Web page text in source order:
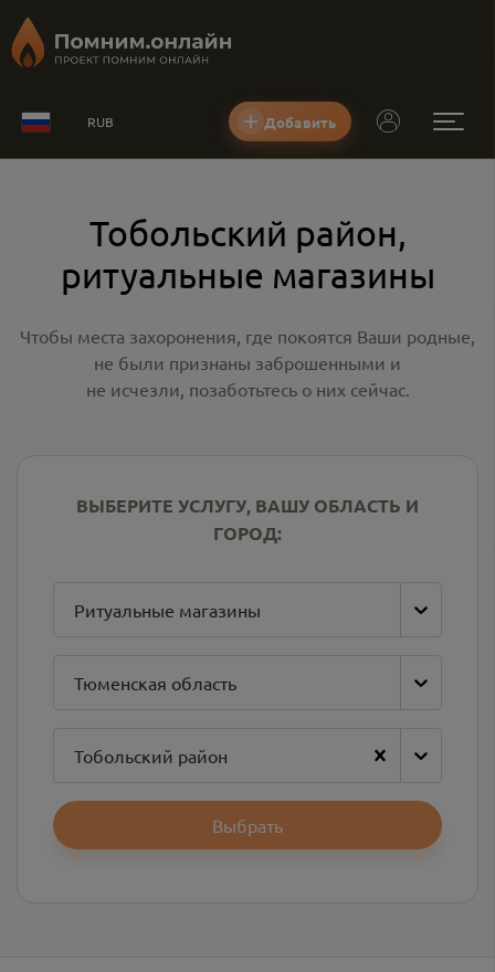
RUB Добавить
Тобольский район,
ритуальные магазины
Чтобы места захоронения, где покоятся Ваши родные,
не были признаны заброшенными и
не исчезли, позаботьтесь о них сейчас.
ВЫБЕРИТЕ УСЛУГУ, ВАШУ ОБЛАСТЬ И
ГОРОД:
Ритуальные магазины
Тюменская область
Тобольский район
Выбрать